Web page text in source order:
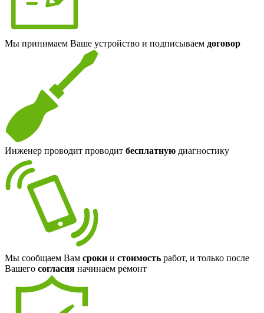
Мы принимаем Ваше устройство и подписываем договор
Инженер проводит проводит бесплатную диагностику
Мы сообщаем Вам сроки и стоимость работ, и только после
Вашего согласия начинаем ремонт